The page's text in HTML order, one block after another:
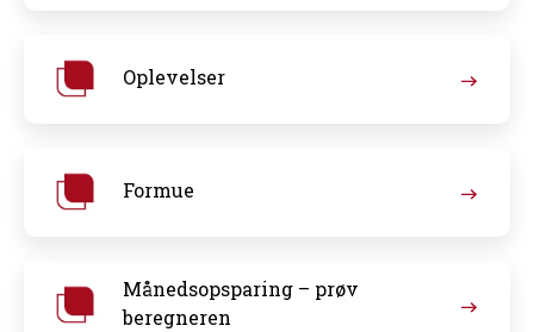
Oplevelser
Formue
Månedsopsparing – prøv
beregneren